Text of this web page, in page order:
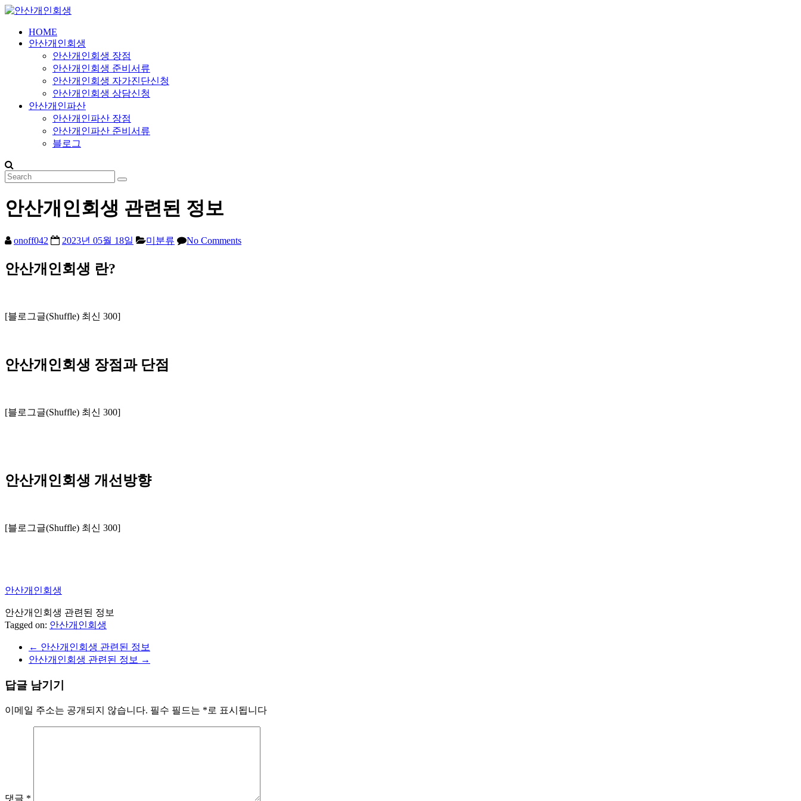
Skip
content
간
365
일
HOME
안산개인회생
안산개인회생 장점
안산개인회생 준비서류
안산개인회생 자가진단신청
안산개인회생 상담신청
안산개인파산
안산개인파산 장점
안산개인파산 준비서류
블로그
안산개인회생 관련된 정보
onoff042 2023년 05월 18일 미분류 No Comments
안산개인회생 란?
[블로그글(Shuffle) 최신 300]
안산개인회생 장점과 단점
[블로그글(Shuffle) 최신 300]
안산개인회생 개선방향
[블로그글(Shuffle) 최신 300]
안산개인회생
안산개인회생 관련된 정보
Tagged on: 안산개인회생
← 안산개인회생 관련된 정보
안산개인회생 관련된 정보 →
답글 남기기
이메일 주소는 공개되지 않습니다. 필수 필드는 *로 표시됩니다
댓글 *